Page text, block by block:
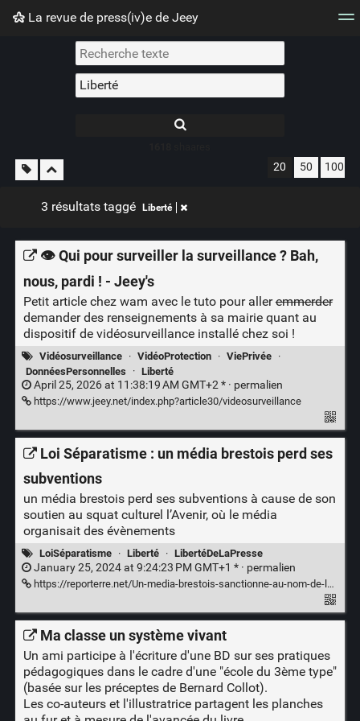
La revue de press(iv)e de Jeey
Nuage de tags Mur d'images
20 50 100
3 résultats taggé Liberté
👁️ Qui pour surveiller la surveillance ? Bah,
nous, pardi ! - Jeey's
Petit article chez wam avec le tuto pour alleremmerder
demander des renseignements à sa mairie quant au
dispositif de vidéosurveillance installé chez soi !
Vidéosurveillance · VidéoProtection · ViePrivée ·
DonnéesPersonnelles
· Liberté
April 25, 2026 at 11:38:19 AM GMT+2 * · permalien
https://www.jeey.net/index.php?article30/videosurveillance
Loi Séparatisme : un média brestois perd ses
subventions
un média brestois perd ses subventions à cause de son
soutien au squat culturel l’Avenir, où le média
organisait des évènements
LoiSéparatisme · Liberté · LibertéDeLaPresse
January 25, 2024 at 9:24:23 PM GMT+1 * · permalien
https://reporterre.net/Un-media-brestois-sanctionne-au-nom-de-la-loi-separatisme
Ma classe un système vivant
Un ami participe à l'écriture d'une BD sur ses pratiques
pédagogiques dans le cadre d'une "école du 3ème type"
(basée sur les préceptes de Bernard Collot).
Les co-auteurs et l'illustratrice partagent les planches